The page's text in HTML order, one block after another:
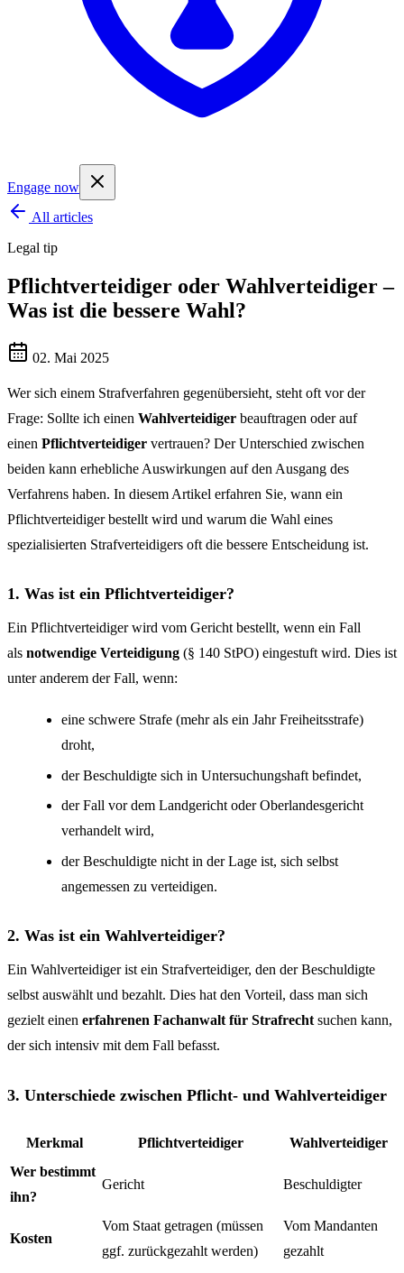
Engage now
All articles
Legal tip
Pflichtverteidiger oder Wahlverteidiger –
Was ist die bessere Wahl?
02. Mai 2025
Wer sich einem Strafverfahren gegenübersieht, steht oft vor der
Frage: Sollte ich einen Wahlverteidiger beauftragen oder auf
einen Pflichtverteidiger vertrauen? Der Unterschied zwischen
beiden kann erhebliche Auswirkungen auf den Ausgang des
Verfahrens haben. In diesem Artikel erfahren Sie, wann ein
Pflichtverteidiger bestellt wird und warum die Wahl eines
spezialisierten Strafverteidigers oft die bessere Entscheidung ist.
1. Was ist ein Pflichtverteidiger?
Ein Pflichtverteidiger wird vom Gericht bestellt, wenn ein Fall
als notwendige Verteidigung (§ 140 StPO) eingestuft wird. Dies ist
unter anderem der Fall, wenn:
eine schwere Strafe (mehr als ein Jahr Freiheitsstrafe)
droht,
der Beschuldigte sich in Untersuchungshaft befindet,
der Fall vor dem Landgericht oder Oberlandesgericht
verhandelt wird,
der Beschuldigte nicht in der Lage ist, sich selbst
angemessen zu verteidigen.
2. Was ist ein Wahlverteidiger?
Ein Wahlverteidiger ist ein Strafverteidiger, den der Beschuldigte
selbst auswählt und bezahlt. Dies hat den Vorteil, dass man sich
gezielt einen erfahrenen Fachanwalt für Strafrecht suchen kann,
der sich intensiv mit dem Fall befasst.
3. Unterschiede zwischen Pflicht- und Wahlverteidiger
Merkmal Pflichtverteidiger
Wahlverteidiger
Wer bestimmt
ihn?
Gericht Beschuldigter
Kosten
Vom Staat getragen (müssen
ggf. zurückgezahlt werden)
Vom Mandanten
gezahlt